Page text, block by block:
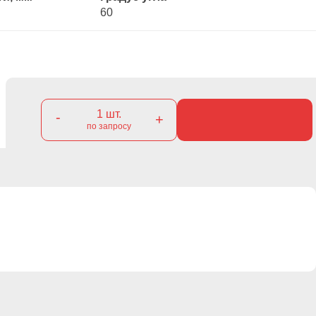
60
- 1 шт.
по запросу +